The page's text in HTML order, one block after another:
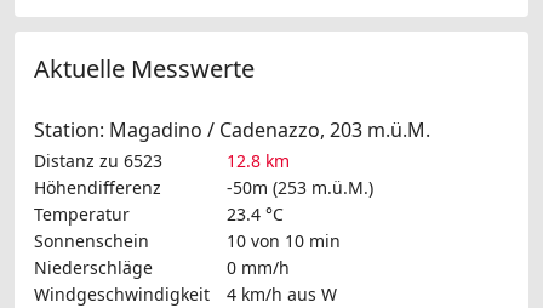
Aktuelle Messwerte
Station: Magadino / Cadenazzo, 203 m.ü.M.
Distanz zu 6523
12.8 km
Höhendifferenz
-50m (253 m.ü.M.)
Temperatur
23.4 °C
Sonnenschein
10 von 10 min
Niederschläge
0 mm/h
Windgeschwindigkeit
4 km/h aus W